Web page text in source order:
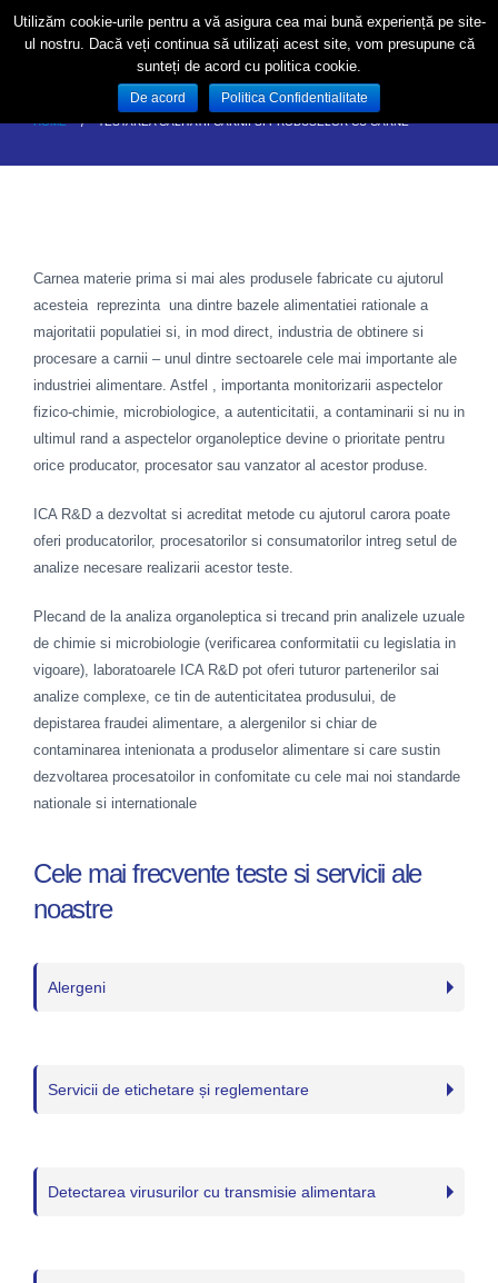
HOME TESTAREA CALITATII CARNII SI PRODUSELOR CU CARNE
Carnea materie prima si mai ales produsele fabricate cu ajutorul
acesteia reprezinta una dintre bazele alimentatiei rationale a
majoritatii populatiei si, in mod direct, industria de obtinere si
procesare a carnii – unul dintre sectoarele cele mai importante ale
industriei alimentare. Astfel , importanta monitorizarii aspectelor
fizico-chimie, microbiologice, a autenticitatii, a contaminarii si nu in
ultimul rand a aspectelor organoleptice devine o prioritate pentru
orice producator, procesator sau vanzator al acestor produse.
ICA R&D a dezvoltat si acreditat metode cu ajutorul carora poate
oferi producatorilor, procesatorilor si consumatorilor intreg setul de
analize necesare realizarii acestor teste.
Plecand de la analiza organoleptica si trecand prin analizele uzuale
de chimie si microbiologie (verificarea conformitatii cu legislatia in
vigoare), laboratoarele ICA R&D pot oferi tuturor partenerilor sai
analize complexe, ce tin de autenticitatea produsului, de
depistarea fraudei alimentare, a alergenilor si chiar de
contaminarea intenionata a produselor alimentare si care sustin
dezvoltarea procesatoilor in confomitate cu cele mai noi standarde
nationale si internationale
Cele mai frecvente teste si servicii ale
noastre
Alergeni
Servicii de etichetare și reglementare
Detectarea virusurilor cu transmisie alimentara
Utilizăm cookie-urile pentru a vă asigura cea mai bună experiență pe site-
ul nostru. Dacă veți continua să utilizați acest site, vom presupune că
sunteți de acord cu politica cookie.
De acord Politica Confidentialitate